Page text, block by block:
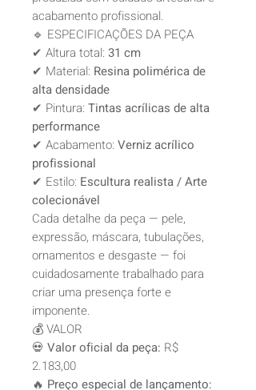
acabamento profissional.
🔹 ESPECIFICAÇÕES DA PEÇA
✔ Altura total: 31 cm
✔ Material: Resina polimérica de
alta densidade
✔ Pintura: Tintas acrílicas de alta
performance
✔ Acabamento: Verniz acrílico
profissional
✔ Estilo: Escultura realista / Arte
colecionável
Cada detalhe da peça — pele,
expressão, máscara, tubulações,
ornamentos e desgaste — foi
cuidadosamente trabalhado para
criar uma presença forte e
imponente.
💰 VALOR
💀 Valor oficial da peça: R$
2.183,00
🔥 Preço especial de lançamento: